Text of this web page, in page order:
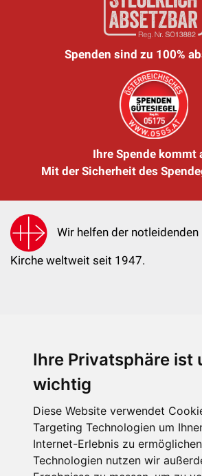
Ihre Privatsphäre ist
wichtig
Diese Website verwendet
Targeting Technologien um
Internet-Erlebnis zu
Technologien nutzen wir
Spenden sind zu 100%
Ihre Spende kommt
Mit der Sicherheit des
Wir helfen der
Kirche weltweit seit 1947.
KIRCHE IN NOT -
kin@kircheinnot.at
KIN weltweit